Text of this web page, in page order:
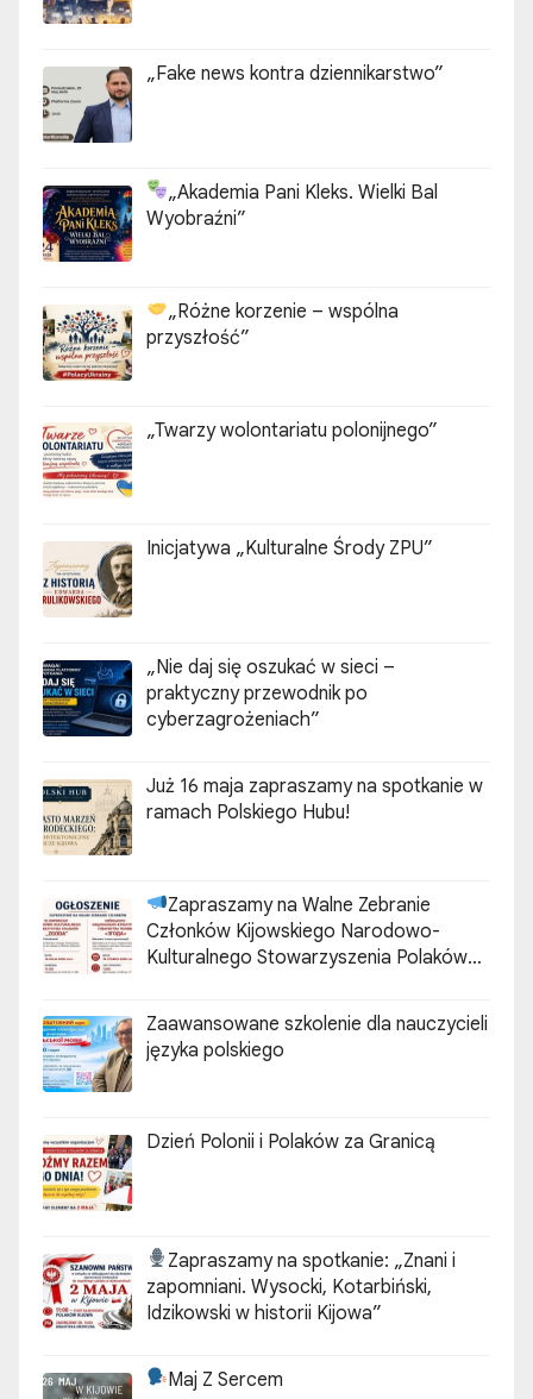
„Fake news kontra dziennikarstwo”
„Akademia Pani Kleks. Wielki Bal
Wyobraźni”
„Różne korzenie – wspólna
przyszłość”
„Twarzy wolontariatu polonijnego”
Inicjatywa „Kulturalne Środy ZPU”
„Nie daj się oszukać w sieci –
praktyczny przewodnik po
cyberzagrożeniach”
Już 16 maja zapraszamy na spotkanie w
ramach Polskiego Hubu!
Zapraszamy na Walne Zebranie
Członków Kijowskiego Narodowo-
Kulturalnego Stowarzyszenia Polaków
Zaawansowane szkolenie dla nauczycieli
języka polskiego
Dzień Polonii i Polaków za Granicą
Zapraszamy na spotkanie: „Znani i
zapomniani. Wysocki, Kotarbiński,
Idzikowski w historii Kijowa”
Maj Z Sercem